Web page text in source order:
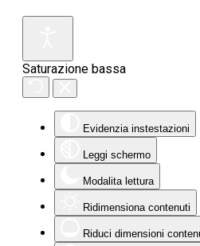
Saturazione bassa
Evidenzia instestazioni
Leggi schermo
Modalita lettura
Ridimensiona contenuti
Riduci dimensioni